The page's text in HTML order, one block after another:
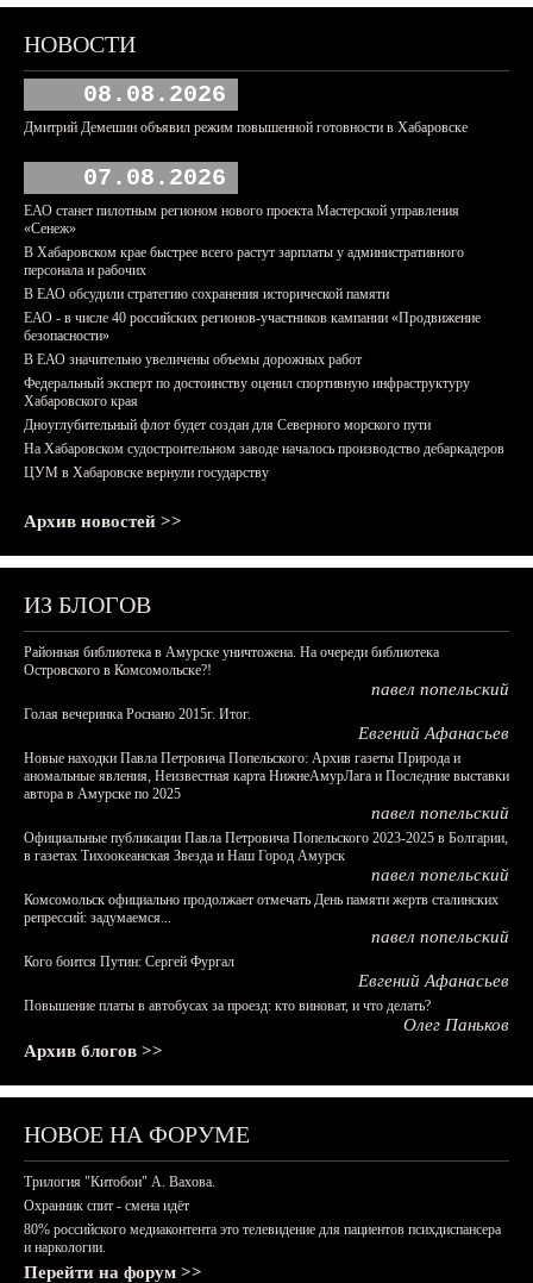
НОВОСТИ
08.08.2026
Дмитрий Демешин объявил режим повышенной готовности в Хабаровске
07.08.2026
ЕАО станет пилотным регионом нового проекта Мастерской управления
«Сенеж»
В Хабаровском крае быстрее всего растут зарплаты у административного
персонала и рабочих
В ЕАО обсудили стратегию сохранения исторической памяти
ЕАО - в числе 40 российских регионов-участников кампании «Продвижение
безопасности»
В ЕАО значительно увеличены объемы дорожных работ
Федеральный эксперт по достоинству оценил спортивную инфраструктуру
Хабаровского края
Дноуглубительный флот будет создан для Северного морского пути
На Хабаровском судостроительном заводе началось производство дебаркадеров
ЦУМ в Хабаровске вернули государству
Архив новостей >>
ИЗ БЛОГОВ
Районная библиотека в Амурске уничтожена. На очереди библиотека
Островского в Комсомольске?!
павел попельский
Голая вечеринка Роснано 2015г. Итог.
Евгений Афанасьев
Новые находки Павла Петровича Попельского: Архив газеты Природа и
аномальные явления, Неизвестная карта НижнеАмурЛага и Последние выставки
автора в Амурске по 2025
павел попельский
Официальные публикации Павла Петровича Попельского 2023-2025 в Болгарии,
в газетах Тихоокеанская Звезда и Наш Город Амурск
павел попельский
Комсомольск официально продолжает отмечать День памяти жертв сталинских
репрессий: задумаемся...
павел попельский
Кого боится Путин: Сергей Фургал
Евгений Афанасьев
Повышение платы в автобусах за проезд: кто виноват, и что делать?
Олег Паньков
Архив блогов >>
НОВОЕ НА ФОРУМЕ
Трилогия "Китобои" А. Вахова.
Охранник спит - смена идёт
80% российского медиаконтента это телевидение для пациентов психдиспансера
и наркологии.
Перейти на форум >>